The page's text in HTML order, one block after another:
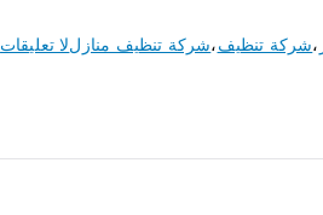
،شركة تنظيف،شركة تنظيف منازللا تعليقات